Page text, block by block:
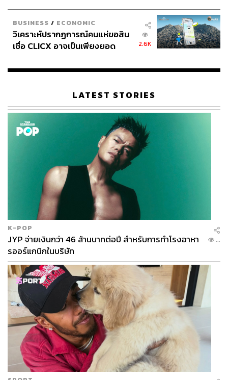
BUSINESS / ECONOMIC
วิเคราะห์ปรากฏการณ์คนแห่ขอสิน
เชื่อ CLICX อาจเป็นเพียงยอด
เรือนไทยที่ถูกซุกไว้
2.6K
LATEST STORIES
K-POP
JYP จ่ายเงินกว่า 46 ล้านบาทต่อปี สำหรับการทำโรงอาหา
รออร์แกนิกในบริษัท
...